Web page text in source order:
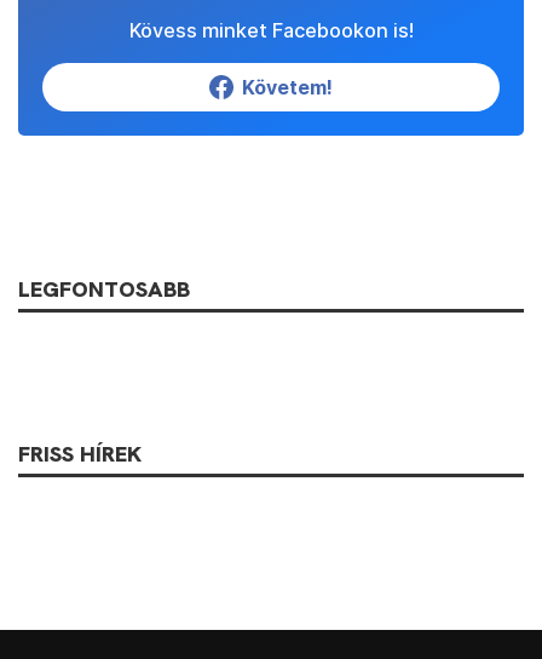
Kövess minket Facebookon is!
Követem!
LEGFONTOSABB
FRISS HÍREK